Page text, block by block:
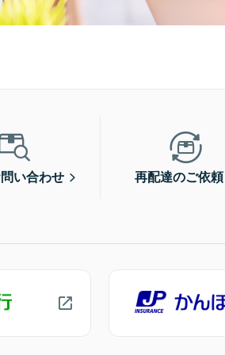
い合わせ 再配達のご依頼